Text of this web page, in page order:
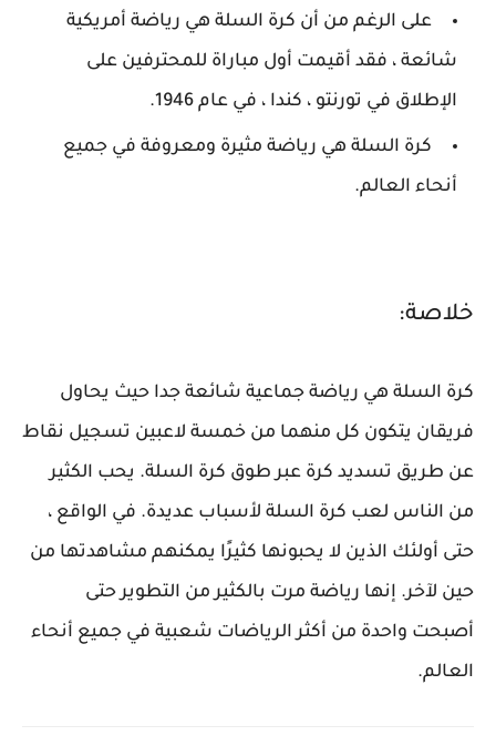
على الرغم من أن كرة السلة هي رياضة أمريكية
شائعة ، فقد أقيمت أول مباراة للمحترفين على
الإطلاق في تورنتو ، كندا ، في عام 1946.
كرة السلة هي رياضة مثيرة ومعروفة في جميع
أنحاء العالم.
خلاصة:
كرة السلة هي رياضة جماعية شائعة جدا حيث يحاول
فريقان يتكون كل منهما من خمسة لاعبين تسجيل نقاط
عن طريق تسديد كرة عبر طوق كرة السلة. يحب الكثير
من الناس لعب كرة السلة لأسباب عديدة. في الواقع ،
حتى أولئك الذين لا يحبونها كثيرًا يمكنهم مشاهدتها من
حين لآخر. إنها رياضة مرت بالكثير من التطوير حتى
أصبحت واحدة من أكثر الرياضات شعبية في جميع أنحاء
العالم.